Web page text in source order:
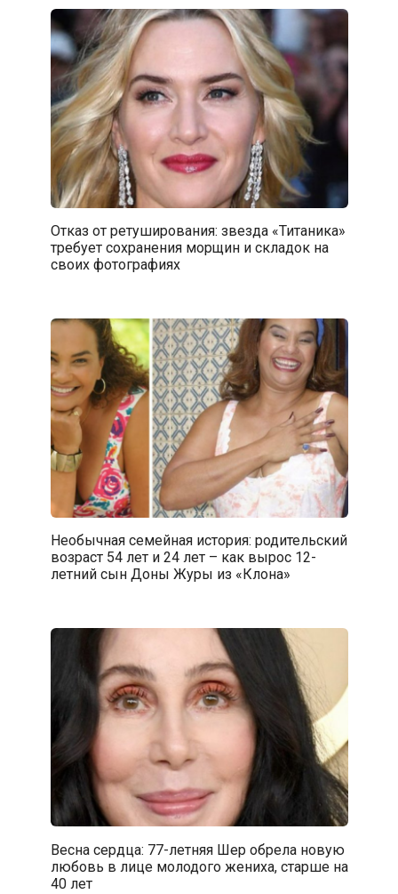
Отказ от ретуширования: звезда «Титаника»
требует сохранения морщин и складок на
своих фотографиях
Необычная семейная история: родительский
возраст 54 лет и 24 лет – как вырос 12-
летний сын Доны Журы из «Клона»
Весна сердца: 77-летняя Шер обрела новую
любовь в лице молодого жениха, старше на
40 лет